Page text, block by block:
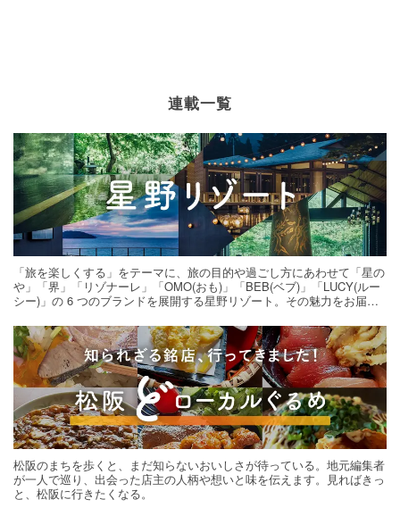
連載一覧
「旅を楽しくする」をテーマに、旅の目的や過ごし方にあわせて「星の
や」「界」「リゾナーレ」「OMO(おも)」「BEB(ベブ)」「LUCY(ルー
シー)」の 6 つのブランドを展開する星野リゾート。その魅力をお届け
松阪のまちを歩くと、まだ知らないおいしさが待っている。地元編集者
が一人で巡り、出会った店主の人柄や想いと味を伝えます。見ればきっ
と、松阪に行きたくなる。